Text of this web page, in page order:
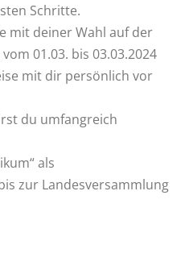
Schritte.
mit deiner Wahl auf der
01.03. bis 03.03.2024
mit dir persönlich vor
du umfangreich
als
zur Landesversammlung